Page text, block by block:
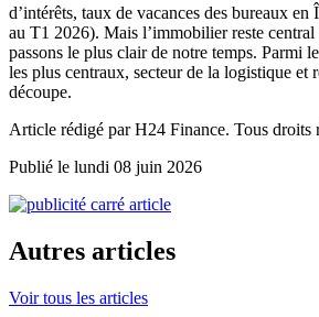
d’intérêts, taux de vacances des bureaux en
au T1 2026). Mais l’immobilier reste central
passons le plus clair de notre temps. Parmi
les plus centraux, secteur de la logistique et
découpe.
Article rédigé par H24 Finance. Tous droits
Publié le lundi 08 juin 2026
Autres articles
Voir tous les articles